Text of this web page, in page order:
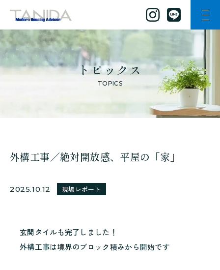
谷田工務店のトップページへ移動
ナビ
トピックス
TOPICS
外構工事／絶対開放感、平屋の「家」
2025.10.12 現場レポート
玄関タイルも完了しました！
外構工事は境界のブロック積みから開始です